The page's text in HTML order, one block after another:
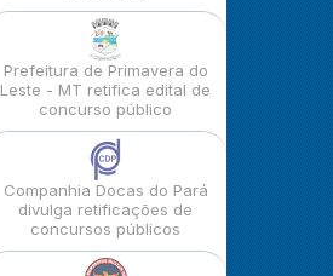
Prefeitura de Primavera do
Leste - MT retifica edital de
concurso público
Companhia Docas do Pará
divulga retificações de
concursos públicos